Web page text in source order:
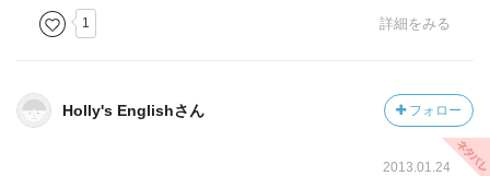
1 詳細をみる
Holly's Englishさん フォロー
2013.01.24